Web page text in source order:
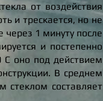
от воздействия
и трескается, но не
через 1 минуту после
и постепенно
С оно под действием
В среднем
стеклом составляет